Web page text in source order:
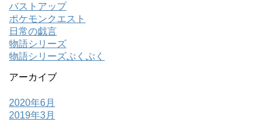
バストアップ
ポケモンクエスト
日常の戯言
物語シリーズ
物語シリーズぷくぷく
アーカイブ
2020年6月
2019年3月